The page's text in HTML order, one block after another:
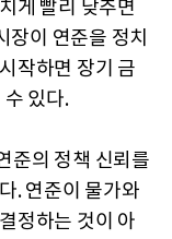
게 빨리 낮추면
장이 연준을 정치
작하면 장기 금
있다.
준의 정책 신뢰를
. 연준이 물가와
정하는 것이 아